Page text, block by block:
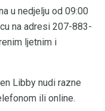
u nedjelju od 09:00
na adresi 207-883-
ljetnim i
Libby nudi razne
ili online.